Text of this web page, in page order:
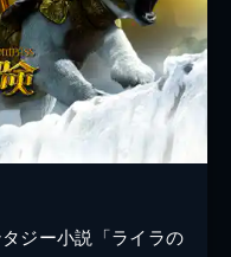
ジー小説「ライラの